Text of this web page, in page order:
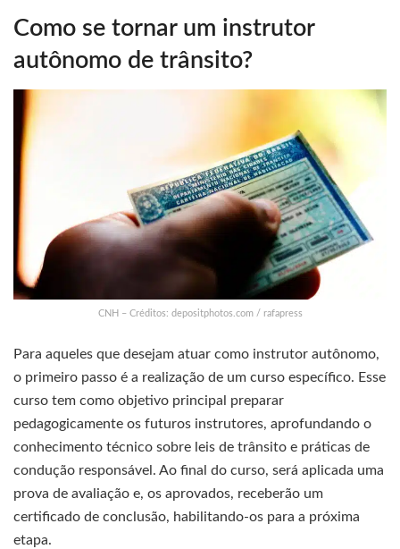
Como se tornar um instrutor
autônomo de trânsito?
CNH – Créditos: depositphotos.com / rafapress
Para aqueles que desejam atuar como instrutor autônomo,
o primeiro passo é a realização de um curso específico. Esse
curso tem como objetivo principal preparar
pedagogicamente os futuros instrutores, aprofundando o
conhecimento técnico sobre leis de trânsito e práticas de
condução responsável. Ao final do curso, será aplicada uma
prova de avaliação e, os aprovados, receberão um
certificado de conclusão, habilitando-os para a próxima
etapa.